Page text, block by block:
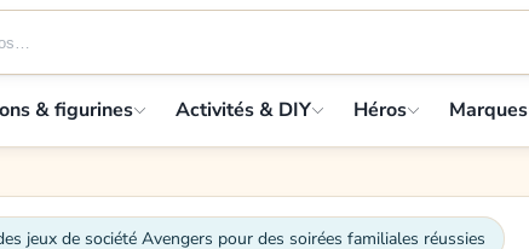
& figurines Activités & DIY Héros Marques
jeux de société Avengers pour des soirées familiales réussies